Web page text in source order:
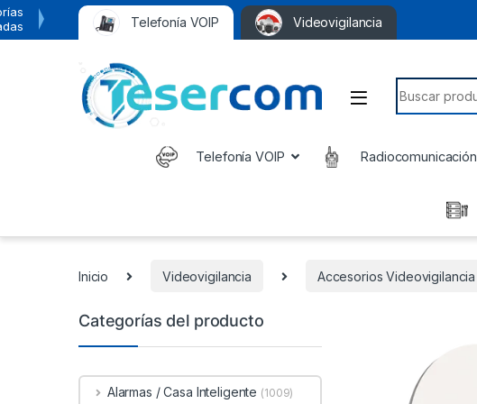
Telefonía VOIP Videovigilancia
Search for:
Telefonía VOIP Radiocomunicación
Inicio Videovigilancia Accesorios Videovigilancia
Categorías del producto
Alarmas / Casa Inteligente (1009)